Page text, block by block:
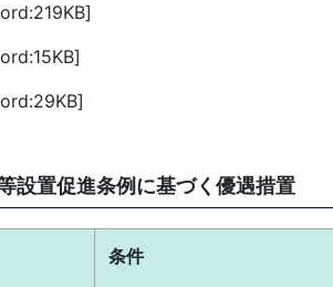
設置促進条例に基づく優遇措置
条件